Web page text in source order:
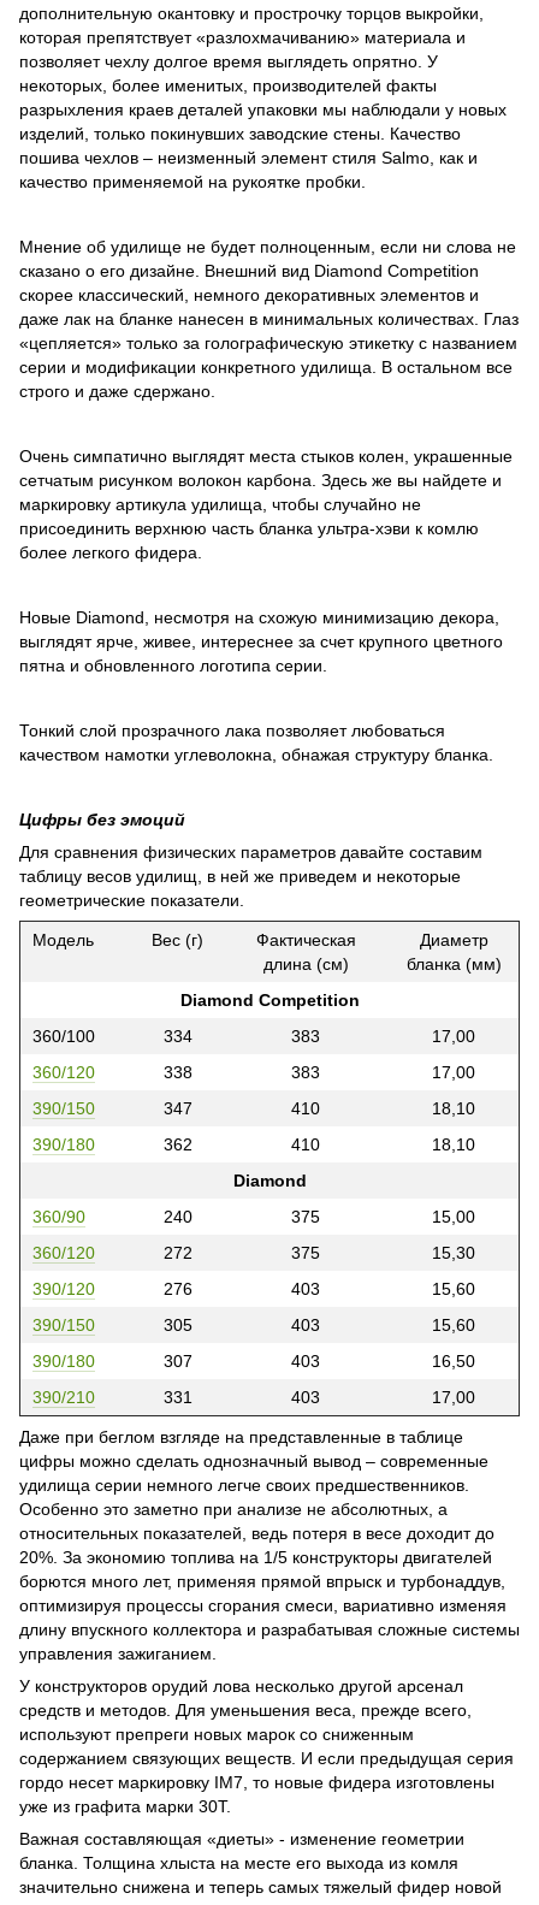
дополнительную окантовку и прострочку торцов выкройки,
которая препятствует «разлохмачиванию» материала и
позволяет чехлу долгое время выглядеть опрятно. У
некоторых, более именитых, производителей факты
разрыхления краев деталей упаковки мы наблюдали у новых
изделий, только покинувших заводские стены. Качество
пошива чехлов – неизменный элемент стиля Salmo, как и
качество применяемой на рукоятке пробки.
Мнение об удилище не будет полноценным, если ни слова не
сказано о его дизайне. Внешний вид Diamond Competition
скорее классический, немного декоративных элементов и
даже лак на бланке нанесен в минимальных количествах. Глаз
«цепляется» только за голографическую этикетку с названием
серии и модификации конкретного удилища. В остальном все
строго и даже сдержано.
Очень симпатично выглядят места стыков колен, украшенные
сетчатым рисунком волокон карбона. Здесь же вы найдете и
маркировку артикула удилища, чтобы случайно не
присоединить верхнюю часть бланка ультра-хэви к комлю
более легкого фидера.
Новые Diamond, несмотря на схожую минимизацию декора,
выглядят ярче, живее, интереснее за счет крупного цветного
пятна и обновленного логотипа серии.
Тонкий слой прозрачного лака позволяет любоваться
качеством намотки углеволокна, обнажая структуру бланка.
Цифры без эмоций
Для сравнения физических параметров давайте составим
таблицу весов удилищ, в ней же приведем и некоторые
геометрические показатели.
Модель Вес (г)
Фактическая
длина (см)
Диаметр
бланка (мм)
Diamond Competition
360/100
334 383
17,00
360/120
338 383
17,00
390/150
347 410
18,10
390/180
362 410
18,10
Diamond
360/90
240 375
15,00
360/120
272 375
15,30
390/120
276 403
15,60
390/150
305 403
15,60
390/180
307 403
16,50
390/210
331 403 17,00
Даже при беглом взгляде на представленные в таблице
цифры можно сделать однозначный вывод – современные
удилища серии немного легче своих предшественников.
Особенно это заметно при анализе не абсолютных, а
относительных показателей, ведь потеря в весе доходит до
20%. За экономию топлива на 1/5 конструкторы двигателей
борются много лет, применяя прямой впрыск и турбонаддув,
оптимизируя процессы сгорания смеси, вариативно изменяя
длину впускного коллектора и разрабатывая сложные системы
управления зажиганием.
У конструкторов орудий лова несколько другой арсенал
средств и методов. Для уменьшения веса, прежде всего,
используют препреги новых марок со сниженным
содержанием связующих веществ. И если предыдущая серия
гордо несет маркировку IM7, то новые фидера изготовлены
уже из графита марки 30Т.
Важная составляющая «диеты» - изменение геометрии
бланка. Толщина хлыста на месте его выхода из комля
значительно снижена и теперь самых тяжелый фидер новой